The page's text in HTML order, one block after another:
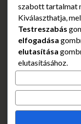
ÁSZF
Rendelés és
Adatvédelmi
Impresszum
Elállás a
szabott tartalmat
Kiválaszthatja,
Testreszabás
elfogadása
elutasítása
elutasításához.